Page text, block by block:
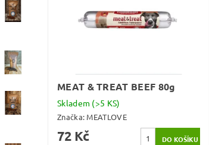
MEAT & TREAT BEEF 80g
Skladem (>5 KS)
Značka: MEATLOVE
72 Kč